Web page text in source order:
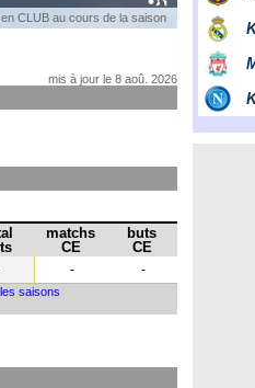
CLUB au cours de la saison
mis à jour le 8 aoû. 2026
matchs
CE
buts
CE
- -
saisons